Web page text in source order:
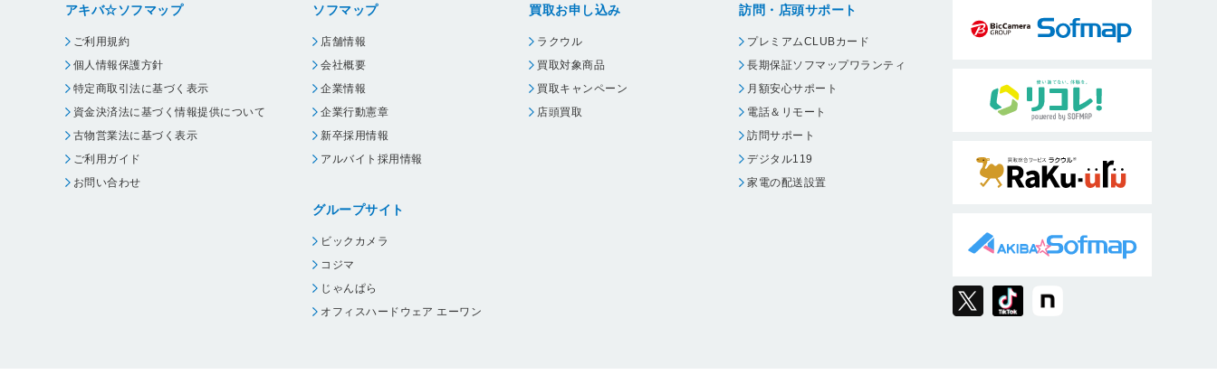
アキバ☆ソフマップ
ご利用規約
個人情報保護方針
特定商取引法に基づく表示
資金決済法に基づく情報提供について
古物営業法に基づく表示
ご利用ガイド
お問い合わせ
ソフマップ
店舗情報
会社概要
企業情報
企業行動憲章
新卒採用情報
アルバイト採用情報
グループサイト
ビックカメラ
コジマ
じゃんぱら
オフィスハードウェア エーワン
買取お申し込み
ラクウル
買取対象商品
買取キャンペーン
店頭買取
訪問・店頭サポート
プレミアムCLUBカード
長期保証ソフマップワランティ
月額安心サポート
電話＆リモート
訪問サポート
デジタル119
家電の配送設置